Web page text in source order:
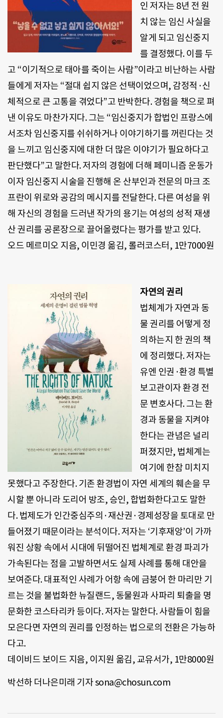
인 저자는 8년 전 원
치 않는 임신 사실을
알게 되고 임신중지
를 결정했다.이를 두
고 “이기적으로 태아를 죽이는 사람”이라고 비난하는 사람
들에게 저자는 “절대 쉽지 않은 선택이었으며, 감정적·신
체적으로 큰 고통을 겪었다”고 반박한다.경험을 책으로 펴
낸 이유도 마찬가지다.그는 “임신중지가 합법인 프랑스에
서조차 임신중지를 쉬쉬하거나 이야기하기를 꺼린다는 것
을 느끼고 임신중지에 대한 더 많은 이야기가 필요하다고
판단했다”고 말한다.저자의 경험에 더해 페미니즘 운동가
이자 임신중지 시술을 진행해 온 산부인과 전문의 마크 조
프란이 위로와 공감의 메시지를 전달한다.다른 여성을 위
해 자신의 경험을 드러낸 작가의 용기는 여성의 성적 재생
산 권리를 공론장으로 끌어올렸다는 평가를 받고 있다.
오드 메르미오 지음, 이민경 옮김, 롤러코스터 , 1만7000원
자연의 권리
법체계가 자연과 동
물 권리를 어떻게 정
의하는지 한 권의 책
에 정리했다.저자는
유엔 인권·환경 특별
보고관이자 환경 전
문 변호사다.그는 환
경과 동물을 지켜야
한다는 관념은 널리
퍼졌지만, 법체계는
여기에 한참 미치지
못했다고 주장한다.기존 환경법이 자연 세계의 훼손을 무
시할 뿐 아니라 도리어 방조, 승인, 합법화한다고도 말한
다.법제도가 인간중심주의·재산권·경제성장을 토대로 만
들어졌기 때문이라는 분석이다.저자는 ‘기후재앙’이 가까
워진 상황 속에서 시대에 뒤떨어진 법체계로 환경 파괴가
가속된다는 점을 고발하면서도 실제 사례를 통해 대안을
보여준다.대표적인 사례가 어항 속에 금붕어 한 마리만 기
르는 것을 불법화한 뉴질랜드, 동물원과 사파리 퇴출을 명
문화한 코스타리카 등이다.저자는 말한다.사람들이 힘을
모은다면 자연의 권리를 인정하는 법으로의 전환은 가능하
다고.
데이비드 보이드 지음, 이지원 옮김, 교유서가, 1만8000원
박선하 더나은미래 기자sona@chosun.com